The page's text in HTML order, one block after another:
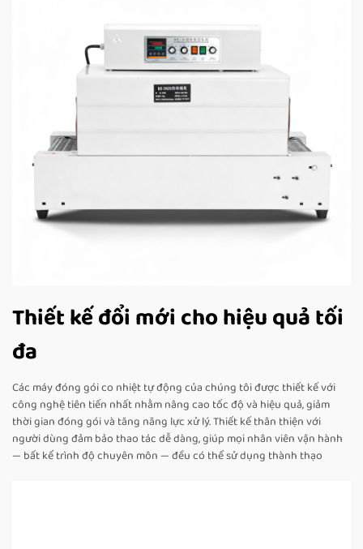
Thiết kế đổi mới cho hiệu quả tối
đa
Các máy đóng gói co nhiệt tự động của chúng tôi được thiết kế với
công nghệ tiên tiến nhất nhằm nâng cao tốc độ và hiệu quả, giảm
thời gian đóng gói và tăng năng lực xử lý. Thiết kế thân thiện với
người dùng đảm bảo thao tác dễ dàng, giúp mọi nhân viên vận hành
— bất kể trình độ chuyên môn — đều có thể sử dụng thành thạo